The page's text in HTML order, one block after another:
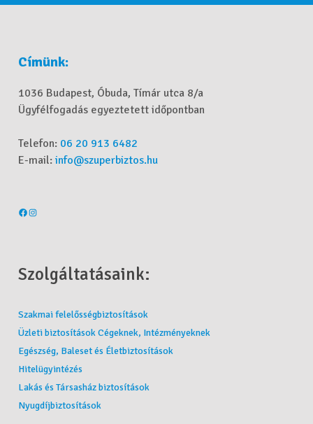
Címünk:
1036 Budapest, Óbuda, Tímár utca 8/a
Ügyfélfogadás egyeztetett időpontban
Telefon: 06 20 913 6482
E-mail:info@szuperbiztos.hu
Szolgáltatásaink:
Szakmai felelősségbiztosítások
Üzleti biztosítások Cégeknek, Intézményeknek
Egészség, Baleset és Életbiztosítások
Hitelügyintézés
Lakás és Társasház biztosítások
Nyugdíjbiztosítások